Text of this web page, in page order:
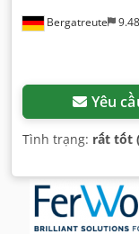
Bergatreute
Yêu
Tình trạng: rất tốt